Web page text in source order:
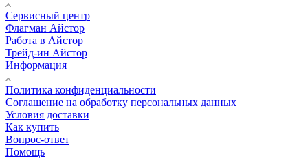
Сервисный центр
Флагман Айстор
Работа в Айстор
Трейд-ин Айстор
Информация
Политика конфиденциальности
Соглашение на обработку персональных данных
Условия доставки
Как купить
Вопрос-ответ
Помощь